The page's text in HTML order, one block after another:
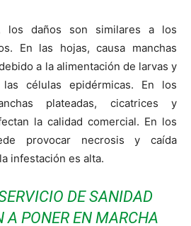
los daños son similares a los
En las hojas, causa manchas
a la alimentación de larvas y
células epidérmicas. En los
plateadas, cicatrices y
la calidad comercial. En los
provocar necrosis y caída
infestación es alta.
DE SANIDAD
A PONER EN MARCHA